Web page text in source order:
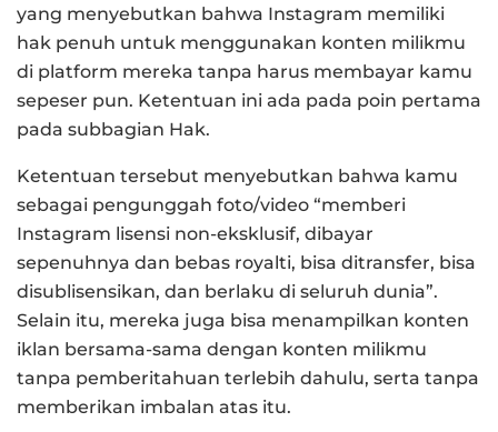
yang menyebutkan bahwa Instagram memiliki
hak penuh untuk menggunakan konten milikmu
di platform mereka tanpa harus membayar kamu
sepeser pun. Ketentuan ini ada pada poin pertama
pada subbagian Hak.
Ketentuan tersebut menyebutkan bahwa kamu
sebagai pengunggah foto/video “memberi
Instagram lisensi non-eksklusif, dibayar
sepenuhnya dan bebas royalti, bisa ditransfer, bisa
disublisensikan, dan berlaku di seluruh dunia”.
Selain itu, mereka juga bisa menampilkan konten
iklan bersama-sama dengan konten milikmu
tanpa pemberitahuan terlebih dahulu, serta tanpa
memberikan imbalan atas itu.